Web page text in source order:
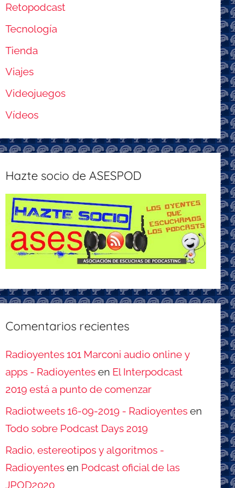
Retopodcast
Tecnología
Tienda
Viajes
Videojuegos
Vídeos
Hazte socio de ASESPOD
Comentarios recientes
Radioyentes 101 Marconi audio online y
apps - Radioyentes en El Interpodcast
2019 está a punto de comenzar
Radiotweets 16-09-2019 - Radioyentes en
Todo sobre Podcast Days 2019
Radio, estereotipos y algoritmos -
Radioyentes en Podcast oficial de las
JPOD2020